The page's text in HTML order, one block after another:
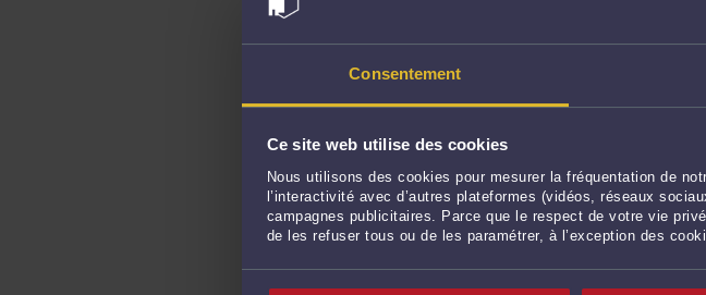
Consentement
Ce site web utilise des cookies
Nous utilisons des cookies pour mesurer la fréquentation de
l’interactivité avec d’autres plateformes (vidéos, réseaux
campagnes publicitaires. Parce que le respect de votre vie
de les refuser tous ou de les paramétrer, à l’exception des